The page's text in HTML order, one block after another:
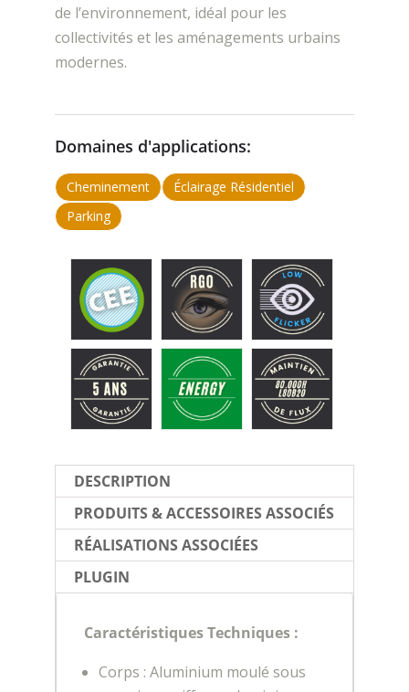
de l’environnement, idéal pour les
collectivités et les aménagements urbains
modernes.
Domaines d'applications:
Cheminement
Éclairage Résidentiel
Parking
DESCRIPTION
PRODUITS & ACCESSOIRES ASSOCIÉS
RÉALISATIONS ASSOCIÉES
PLUGIN
Caractéristiques Techniques :
Corps : Aluminium moulé sous